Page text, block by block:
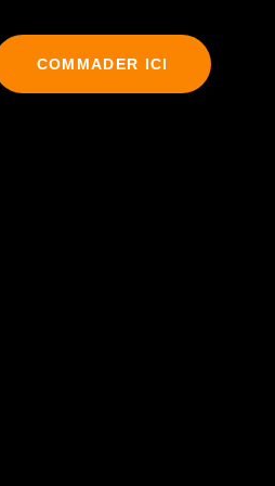
COMMADER ICI